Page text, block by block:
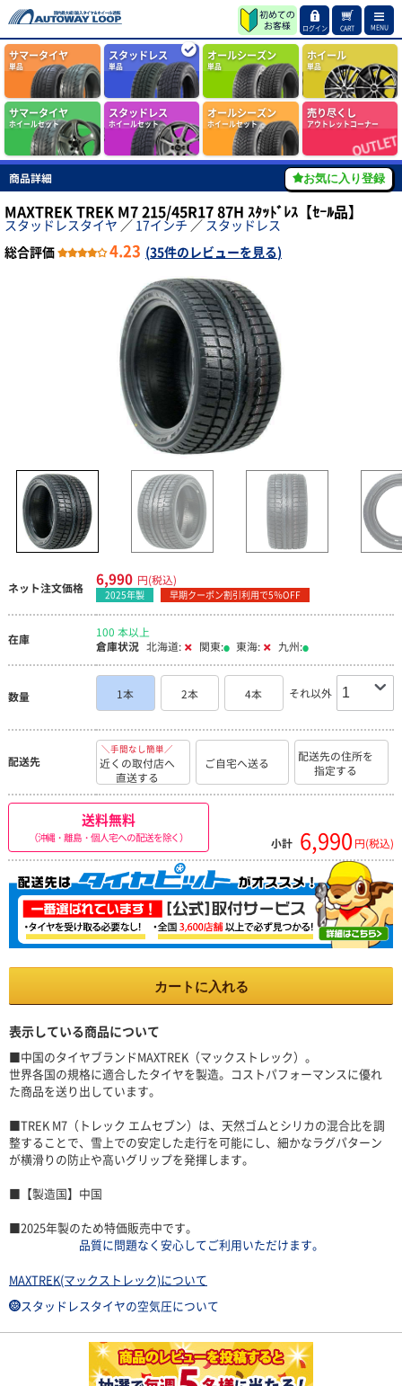
ログイン CART MENU
サマータイヤ
単品
スタッドレス
単品
オールシーズン
単品
ホイール
単品
サマータイヤ
ホイールセット
スタッドレス
ホイールセット
オールシーズン
ホイールセット
売り尽くし
アウトレットコーナー
商品詳細 お気に入り登録
MAXTREK TREK M7 215/45R17 87H ｽﾀｯﾄﾞﾚｽ【ｾｰﾙ品】
スタッドレスタイヤ ／ 17インチ ／ スタッドレス
総合評価
4.23 (35件のレビューを見る)
ネット注文価格 6,990 円(税込)
2025年製 早期クーポン割引利用で5％OFF
在庫
100 本以上
倉庫状況 北海道: 関東: 東海: 九州:
数量 1本 2本 4本 それ以外
配送先
＼手間なし簡単／
近くの取付店へ
直送する
ご自宅へ送る
配送先の住所を
指定する
送料無料
（沖縄・離島・個人宅への配送を除く） 小計 6,990 円(税込)
カートに入れる
表示している商品について
■中国のタイヤブランドMAXTREK（マックストレック）。
世界各国の規格に適合したタイヤを製造。コストパフォーマンスに優れ
た商品を送り出しています。
■TREK M7（トレック エムセブン）は、天然ゴムとシリカの混合比を調
整することで、雪上での安定した走行を可能にし、細かなラグパターン
が横滑りの防止や高いグリップを発揮します。
■【製造国】中国
■2025年製のため特価販売中です。
品質に問題なく安心してご利用いただけます。
MAXTREK(マックストレック)について
スタッドレスタイヤの空気圧について